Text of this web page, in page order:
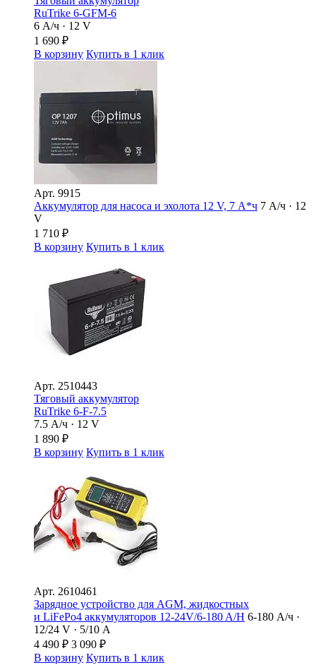
RuTrike 6-GFM-6
6 А/ч · 12 V
1 690 ₽
В корзину Купить в 1 клик
Арт. 9915
Аккумулятор для насоса и эхолота 12 V, 7 А*ч 7 А/ч · 12
V
1 710 ₽
В корзину Купить в 1 клик
Арт. 2510443
Тяговый аккумулятор
RuTrike 6-F-7.5
7.5 А/ч · 12 V
1 890 ₽
В корзину Купить в 1 клик
Арт. 2610461
Зарядное устройство для AGM, жидкостных
и LiFePo4 аккумуляторов 12-24V/6-180 A/Н 6-180 А/ч ·
12/24 V · 5/10 А
4 490 ₽ 3 090 ₽
В корзину Купить в 1 клик